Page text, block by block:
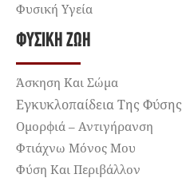
Φυσική Υγεία
ΦΥΣΙΚΉ ΖΩΉ
Άσκηση Και Σώμα
Εγκυκλοπαίδεια Της Φύσης
Ομορφιά – Αντιγήρανση
Φτιάχνω Μόνος Μου
Φύση Και Περιβάλλον